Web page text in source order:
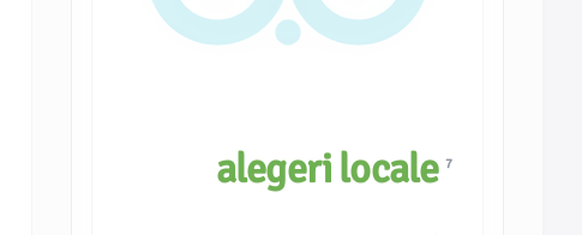
alegeri locale7